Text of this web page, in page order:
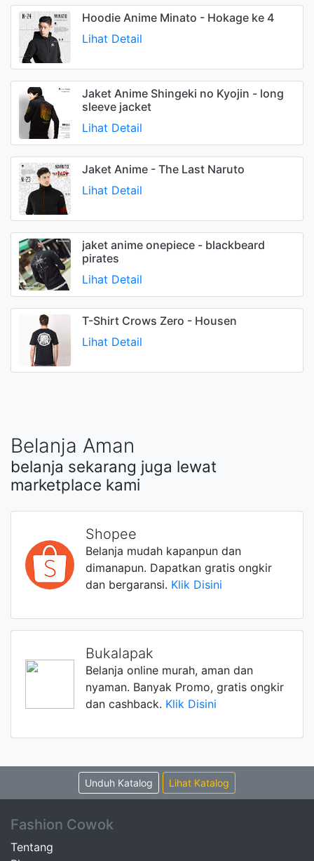
Hoodie Anime Minato - Hokage ke 4
Lihat Detail
Jaket Anime Shingeki no Kyojin - long
sleeve jacket
Lihat Detail
Jaket Anime - The Last Naruto
Lihat Detail
jaket anime onepiece - blackbeard
pirates
Lihat Detail
T-Shirt Crows Zero - Housen
Lihat Detail
Belanja Aman
belanja sekarang juga lewat
marketplace kami
Shopee
Belanja mudah kapanpun dan
dimanapun. Dapatkan gratis ongkir
dan bergaransi. Klik Disini
Bukalapak
Belanja online murah, aman dan
nyaman. Banyak Promo, gratis ongkir
dan cashback. Klik Disini
Unduh Katalog Lihat Katalog
Fashion Cowok
Tentang